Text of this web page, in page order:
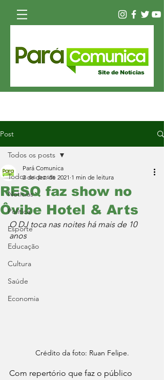
Site de Notícias
Post
Todos os posts
Notícias
Política
Esporte
Educação
Cultura
Saúde
Economia
Todos os posts
RESQ faz show no
Ôvibe Hotel & Arts
Pará Comunica
2 de dez. de 2021 1 min de leitura
O DJ toca nas noites há mais de 10
anos
Crédito da foto: Ruan Felipe.
Com repertório que faz o público